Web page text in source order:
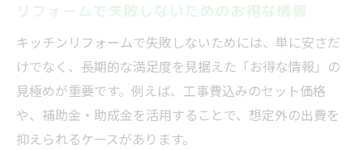
リフォームで失敗しないためのお得な情報
キッチンリフォームで失敗しないためには、単に安さだ
けでなく、長期的な満足度を見据えた「お得な情報」の
見極めが重要です。例えば、工事費込みのセット価格
や、補助金・助成金を活用することで、想定外の出費を
抑えられるケースがあります。